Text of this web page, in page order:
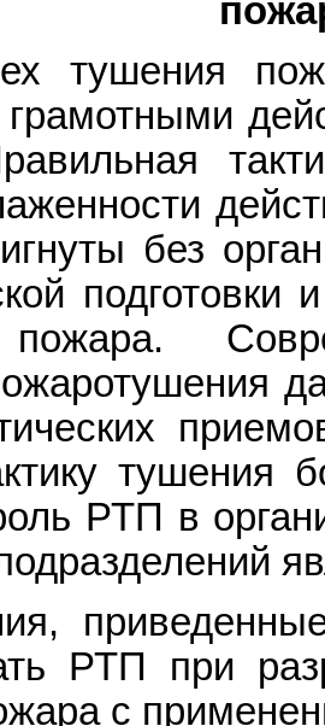
тушения
грамотными
без
подготовки
тушения
РТП в
РТП при
с